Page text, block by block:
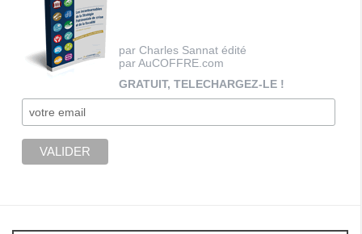
par Charles Sannat édité
par AuCOFFRE.com
GRATUIT, TELECHARGEZ-LE !